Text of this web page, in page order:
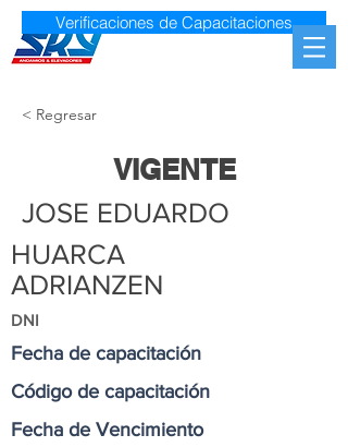
Verificaciones de Capacitaciones
< Regresar
VIGENTE
JOSE EDUARDO
HUARCA
ADRIANZEN
DNI
Fecha de capacitación
Código de capacitación
Fecha de Vencimiento